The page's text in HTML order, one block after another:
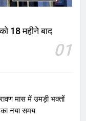
18 महीने बाद
01
मास में उमड़ी भक्तों
नया समय